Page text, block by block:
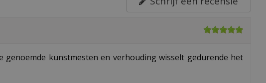
kunstmesten en verhouding wisselt gedurende het